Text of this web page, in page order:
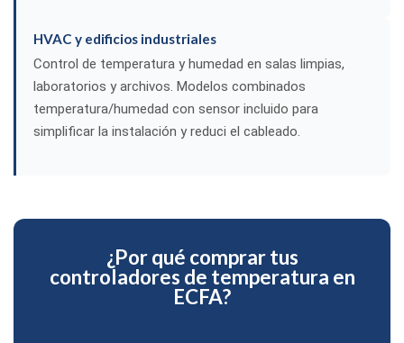
HVAC y edificios industriales
Control de temperatura y humedad en salas limpias,
laboratorios y archivos. Modelos combinados
temperatura/humedad con sensor incluido para
simplificar la instalación y reduci el cableado.
¿Por qué comprar tus
controladores de temperatura en
ECFA?